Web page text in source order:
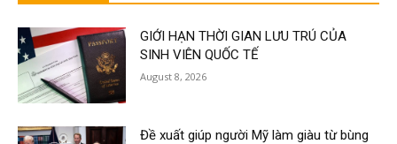
GIỚI HẠN THỜI GIAN LƯU TRÚ CỦA
SINH VIÊN QUỐC TẾ
August 8, 2026
Đề xuất giúp người Mỹ làm giàu từ bùng